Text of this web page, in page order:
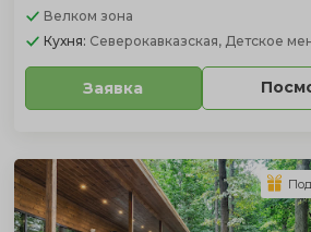
Велком зона
Кухня: Северокавказская, Детское
Заявка